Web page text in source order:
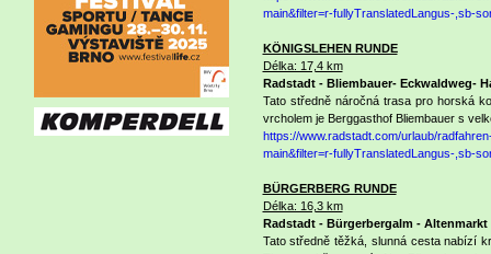
main&filter=r-fullyTranslatedLangus-,sb-
KÖNIGSLEHEN RUNDE
Délka: 17,4 km
Radstadt - Bliembauer- Eckwaldweg-
Tato středně náročná trasa pro horská
vrcholem je Berggasthof Bliembauer s
https://www.radstadt.com/urlaub/
main&filter=r-fullyTranslatedLangus-,sb-
BÜRGERBERG RUNDE
Délka: 16,3 km
Radstadt - Bürgerbergalm - Altenmarkt
Tato středně těžká, slunná cesta nabízí